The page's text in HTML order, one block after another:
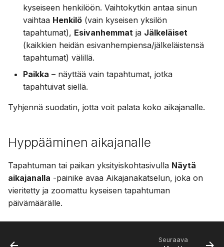
kyseiseen henkilöön. Vaihtokytkin antaa sinun
vaihtaa Henkilö (vain kyseisen yksilön
tapahtumat), Esivanhemmat ja Jälkeläiset
(kaikkien heidän esivanhempiensa/jälkeläistensä
tapahtumat) välillä.
Paikka – näyttää vain tapahtumat, jotka
tapahtuivat siellä.
Tyhjennä suodatin, jotta voit palata koko aikajanalle.
Hyppääminen aikajanalle
Tapahtuman tai paikan yksityiskohtasivulla Näytä
aikajanalla -painike avaa Aikajanakatselun, joka on
vieritetty ja zoomattu kyseisen tapahtuman
päivämäärälle.
Seuraava